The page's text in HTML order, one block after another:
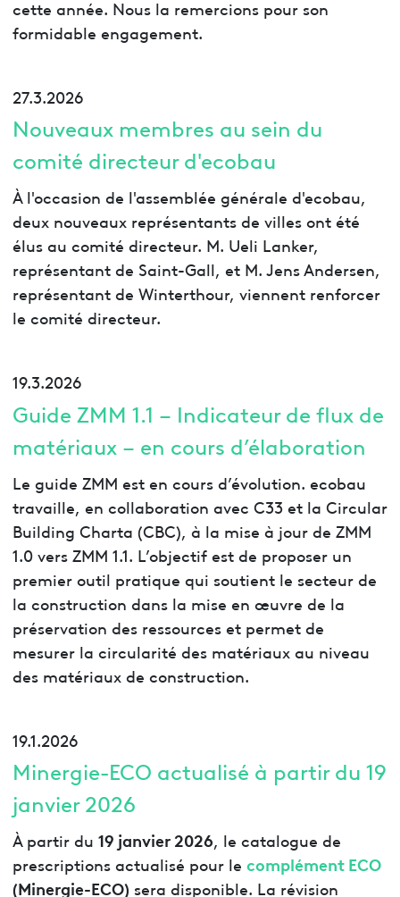
cette année. Nous la remercions pour son
formidable engagement.
27.3.2026
Nouveaux membres au sein du
comité directeur d'ecobau
À l'occasion de l'assemblée générale d'ecobau,
deux nouveaux représentants de villes ont été
élus au comité directeur. M. Ueli Lanker,
représentant de Saint-Gall, et M. Jens Andersen,
représentant de Winterthour, viennent renforcer
le comité directeur.
19.3.2026
Guide ZMM 1.1 – Indicateur de flux de
matériaux – en cours d’élaboration
Le guide ZMM est en cours d’évolution. ecobau
travaille, en collaboration avec C33 et la Circular
Building Charta (CBC), à la mise à jour de ZMM
1.0 vers ZMM 1.1. L’objectif est de proposer un
premier outil pratique qui soutient le secteur de
la construction dans la mise en œuvre de la
préservation des ressources et permet de
mesurer la circularité des matériaux au niveau
des matériaux de construction.
19.1.2026
Minergie-ECO actualisé à partir du 19
janvier 2026
À partir du 19 janvier 2026, le catalogue de
prescriptions actualisé pour le complément ECO
(Minergie-ECO) sera disponible. La révision